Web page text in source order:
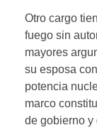
Otro cargo
fuego sin
mayores
su esposa
potencia
marco
de gobierno y